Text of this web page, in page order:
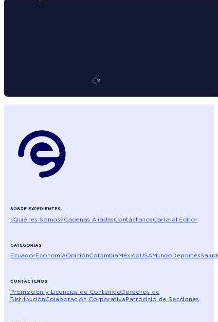
SOBRE EXPEDIENTES
¿Quiénes Somos?Cadenas AliadasContáctanosCarta al Editor
CATEGORÍAS
EcuadorEconomíaOpiniónColombiaMéxicoUSAMundoDeportesSalud
CONTÁCTENOS
Promoción y Licencias de ContenidoDerechos de
DistribuciónColaboración CorporativaPatrocinio de Secciones